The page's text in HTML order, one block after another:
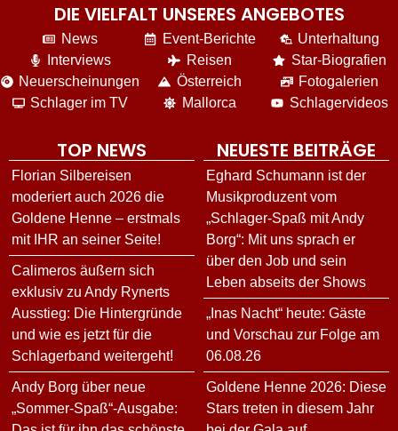
DIE VIELFALT UNSERES ANGEBOTES
News
Interviews
Neuerscheinungen
Schlager im TV
Event-Berichte
Reisen
Österreich
Mallorca
Unterhaltung
Star-Biografien
Fotogalerien
Schlagervideos
TOP NEWS
Florian Silbereisen
moderiert auch 2026 die
Goldene Henne – erstmals
mit IHR an seiner Seite!
Calimeros äußern sich
exklusiv zu Andy Rynerts
Ausstieg: Die Hintergründe
und wie es jetzt für die
Schlagerband weitergeht!
Andy Borg über neue
„Sommer-Spaß“-Ausgabe:
NEUESTE BEITRÄGE
Eghard Schumann ist der
Musikproduzent vom
„Schlager-Spaß mit Andy
Borg“: Mit uns sprach er
über den Job und sein
Leben abseits der Shows
„Inas Nacht“ heute: Gäste
und Vorschau zur Folge am
06.08.26
Goldene Henne 2026: Diese
Stars treten in diesem Jahr